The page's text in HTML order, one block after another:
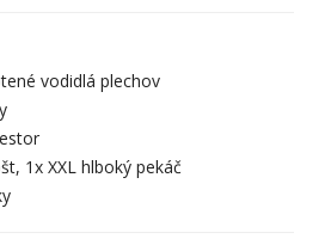
vodidlá plechov
1x XXL hlboký pekáč